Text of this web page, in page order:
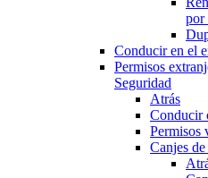
por
Conducir en el
Permisos
Seguridad
Atrás
Conducir
Permisos
Canjes